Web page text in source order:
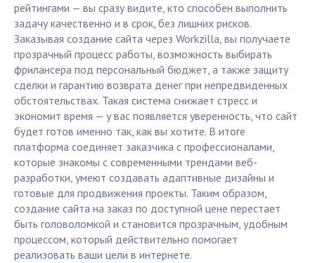
рейтингами — вы сразу видите, кто способен выполнить
задачу качественно и в срок, без лишних рисков.
Заказывая создание сайта через Workzilla, вы получаете
прозрачный процесс работы, возможность выбирать
фрилансера под персональный бюджет, а также защиту
сделки и гарантию возврата денег при непредвиденных
обстоятельствах. Такая система снижает стресс и
экономит время — у вас появляется уверенность, что сайт
будет готов именно так, как вы хотите. В итоге
платформа соединяет заказчика с профессионалами,
которые знакомы с современными трендами веб-
разработки, умеют создавать адаптивные дизайны и
готовые для продвижения проекты. Таким образом,
создание сайта на заказ по доступной цене перестает
быть головоломкой и становится прозрачным, удобным
процессом, который действительно помогает
реализовать ваши цели в интернете.